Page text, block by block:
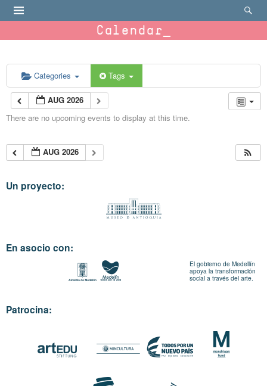
Calendar
Categories Tags
AUG 2026
There are no upcoming events to display at this time.
AUG 2026
Un proyecto:
En asocio con:
El gobierno de Medellín
apoya la transformación
social a través del arte.
Patrocina: